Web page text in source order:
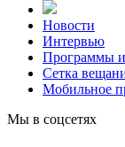
Новости
Интервью
Программы
Сетка
Мобильное
Мы в соцсетях